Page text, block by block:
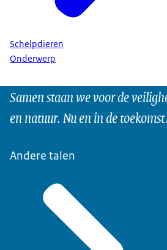
Schelpdieren
Onderwerp
Samen staan we voor de
en natuur. Nu en in de toekomst.
Andere talen